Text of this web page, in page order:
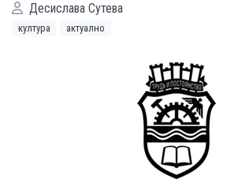
Десислава Сутева
култура актуално